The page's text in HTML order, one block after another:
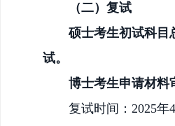
（二）复试
硕士考生初试科目
试。
博士考生申请材料
复试时间： 2025年